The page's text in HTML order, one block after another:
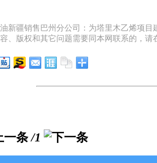
新疆销售巴州分公司：为塔里木乙烯项
、版权和其它问题需要同本网联系的，
/1